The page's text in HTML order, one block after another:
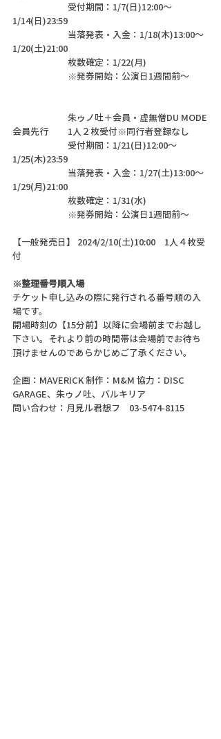
会員先行	1人２枚受付※同行者登録なし
【一般発売日】 2024/2/10(土)10:00　1人４枚受
付
※整理番号順入場
チケット申し込みの際に発行される番号順の入
場です。
開場時刻の【15分前】以降に会場前までお越し
下さい。それより前の時間帯は会場前でお待ち
頂けませんのであらかじめご了承ください。
企画：MAVERICK 制作：M&M 協力：DISC